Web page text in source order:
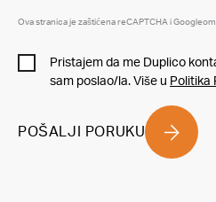
Ova stranica je zaštićena reCAPTCHA i Googleom
Pristajem da me Duplico
sam poslao/la. Više u Politika
POŠALJI PORUKU